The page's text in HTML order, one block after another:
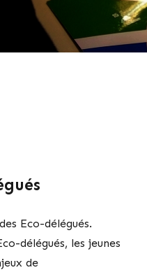
Eco-délégués.
délégués, les jeunes
de